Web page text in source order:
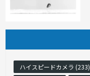
ハイスピードカメラ (233)